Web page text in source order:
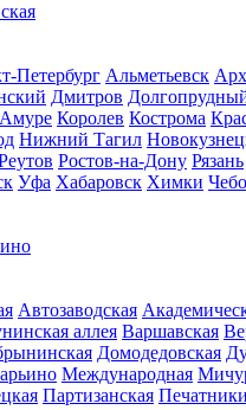
Петербург Альметьевск
Дмитров
Королев Кострома
Нижний Тагил
Ростов-на-Дону Рязань
Уфа Хабаровск Химки
Автозаводская
аллея Варшавская
Домодедовская
Международная
Партизанская Печатники